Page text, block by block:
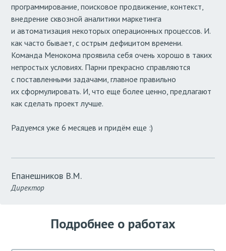
программирование, поисковое продвижение, контекст,
внедрение сквозной аналитики маркетинга
и автоматизация некоторых операционных процессов. И.
как часто бывает, с острым дефицитом времени.
Команда Менокома проявила себя очень хорошо в таких
непростых условиях. Парни прекрасно справляются
с поставленными задачами, главное правильно
их сформулировать. И, что еще более ценно, предлагают
как сделать проект лучше.
Радуемся уже 6 месяцев и придём еще :)
Епанешников В.М.
Директор
Подробнее о работах